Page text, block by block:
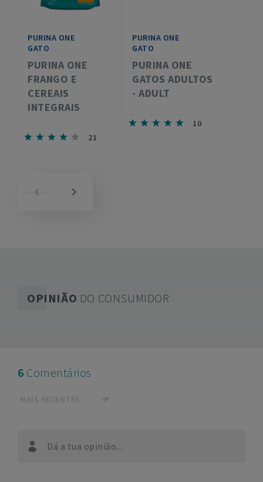
PURINA ONE
GATO
PURINA ONE
FRANGO E
CEREAIS
INTEGRAIS
21
PURINA ONE
GATO
PURINA ONE
GATOS ADULTOS
- ADULT
10
OPINIÃO DO CONSUMIDOR
Dá a tua opinião...
6 Comentários